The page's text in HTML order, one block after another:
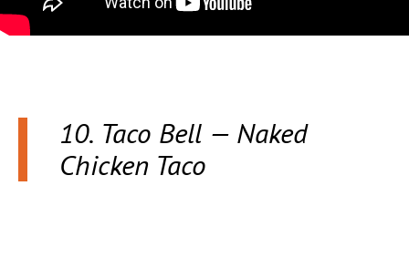
10. Taco Bell — Naked
Chicken Taco